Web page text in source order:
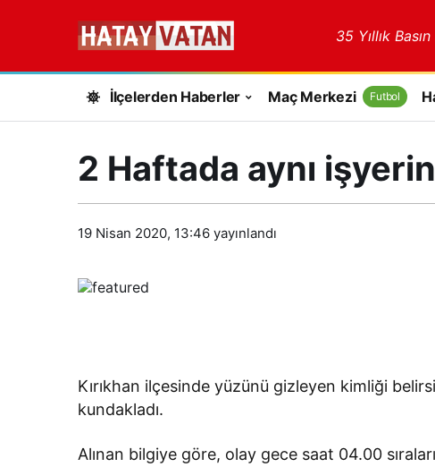
35 Yıllık
İlçelerden Haberler Maç Merkezi Futbol
2 Haftada aynı
19 Nisan 2020, 13:46 yayınlandı
Kırıkhan ilçesinde yüzünü gizleyen kimliği
kundakladı.
Alınan bilgiye göre, olay gece saat 04.00